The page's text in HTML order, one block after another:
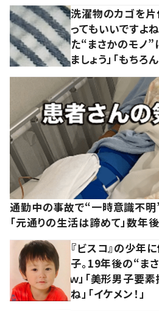
洗濯物のカゴを片
ってもいいですよ
た“まさかのモノ”
ましょう」「もちろん
通勤中の事故で“一時意識不
「元通りの生活は諦めて」数年
『ビスコ』の少年
子。19年後の“ま
ｗ」「美形男子要
ね」「イケメン！」